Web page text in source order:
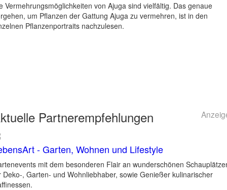
Vermehrungsmöglichkeiten von Ajuga sind vielfältig. Das genaue
um Pflanzen der Gattung Ajuga zu vermehren, ist in den
Pflanzenportraits nachzulesen.
Partnerempfehlungen
- Garten, Wohnen und Lifestyle
mit dem besonderen Flair an wunderschönen
Deko-, Garten- und Wohnliebhaber, sowie Genießer kulinarischer